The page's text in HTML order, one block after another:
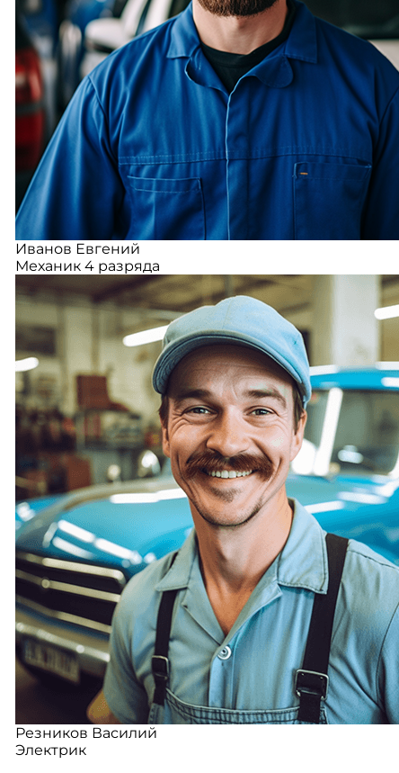
Иванов Евгений
Механик 4 разряда
Резников Василий
Электрик